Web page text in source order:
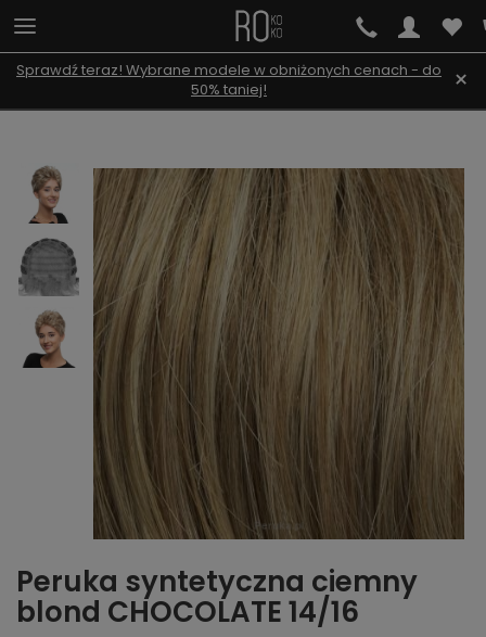
Sprawdź teraz! Wybrane modele w obniżonych cenach - do
50% taniej!
×
Peruka syntetyczna ciemny
blond CHOCOLATE 14/16